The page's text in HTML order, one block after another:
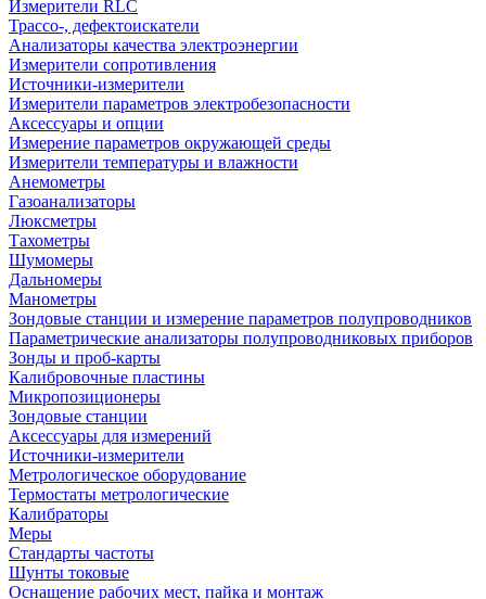
Измерители RLC
Трассо-, дефектоискатели
Анализаторы качества электроэнергии
Измерители сопротивления
Источники-измерители
Измерители параметров электробезопасности
Аксессуары и опции
Измерение параметров окружающей среды
Измерители температуры и влажности
Анемометры
Газоанализаторы
Люксметры
Тахометры
Шумомеры
Дальномеры
Манометры
Зондовые станции и измерение параметров полупроводников
Параметрические анализаторы полупроводниковых приборов
Зонды и проб-карты
Калибровочные пластины
Микропозиционеры
Зондовые станции
Аксессуары для измерений
Источники-измерители
Метрологическое оборудование
Термостаты метрологические
Калибраторы
Меры
Стандарты частоты
Шунты токовые
Оснащение рабочих мест, пайка и монтаж